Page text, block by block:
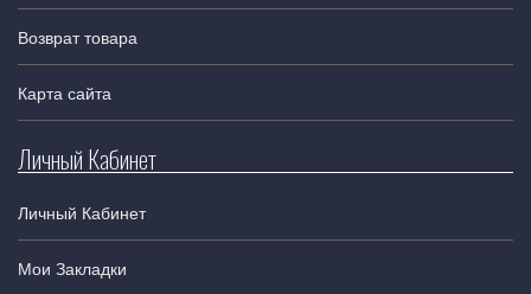
Возврат товара
Карта сайта
Личный Кабинет
Личный Кабинет
Мои Закладки